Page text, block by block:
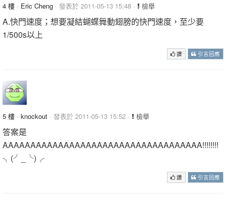
4 樓 · Eric Cheng · 發表於 2011-05-13 15:48 · 檢舉
A.快門速度；想要凝結蝴蝶舞動翅膀的快門速度，至少要
1/500s以上
讚 引言回應
5 樓 · knockout · 發表於 2011-05-13 15:52 · 檢舉
答案是
AAAAAAAAAAAAAAAAAAAAAAAAAAAAAAAAAAAA!!!!!!!!
╮(╯_╰)╭
讚 引言回應